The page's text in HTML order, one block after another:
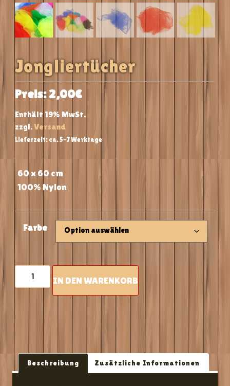
Jongliertücher
2,00€
Enthält 19% MwSt.
zzgl.Versand
Lieferzeit: ca. 5-7 Werktage
60 x 60 cm
100% Nylon
Farbe
IN DEN WARENKORB
Beschreibung Zusätzliche Informationen